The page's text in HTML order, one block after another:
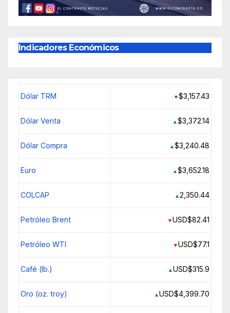
Indicadores Económicos
Dólar TRM ▼$3,157.43
Dólar Venta ▲$3,372.14
Dólar Compra ▲$3,240.48
Euro ▲$3,652.18
COLCAP ▲2,350.44
Petróleo Brent ▼USD$82.41
Petróleo WTI ▼USD$77.1
Café (lb.) ▲USD$315.9
Oro (oz. troy) ▲USD$4,399.70